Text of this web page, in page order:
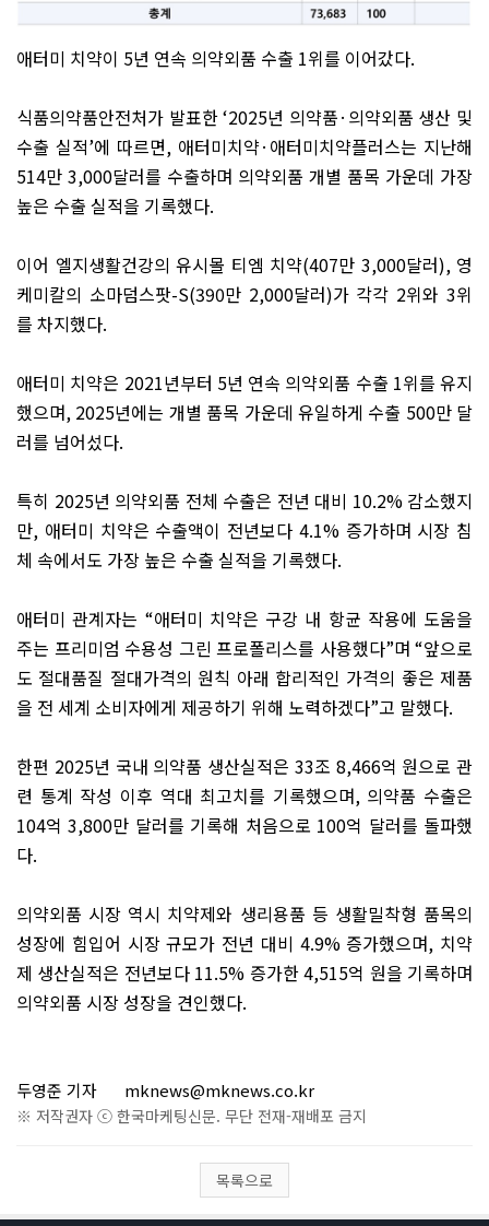
애터미 치약이 5년 연속 의약외품 수출 1위를 이어갔다.
식품의약품안전처가 발표한‘2025년 의약품· 의약외품 생산 및
수출 실적’에 따르면, 애터미치약· 애터미치약플러스는 지난해
514만 3,000달러를 수출하며 의약외품 개별 품목 가운데 가장
높은 수출 실적을 기록했다.
이어 엘지생활건강의 유시몰 티엠 치약(407만 3,000달러), 영
케미칼의 소마덤스팟-S(390만 2,000달러)가 각각 2위와3위
를 차지했다.
애터미 치약은 2021년부터 5년 연속 의약외품 수출 1위를 유지
했으며, 2025년에는 개별 품목 가운데 유일하게 수출 500만 달
러를 넘어섰다.
특히 2025년 의약외품 전체 수출은 전년 대비 10.2% 감소했지
만, 애터미 치약은 수출액이 전년보다 4.1% 증가하며 시장 침
체 속에서도 가장 높은 수출 실적을 기록했다.
애터미 관계자는 “애터미 치약은 구강 내 항균 작용에 도움을
주는 프리미엄 수용성 그린 프로폴리스를 사용했다”며 “앞으로
도 절대품질 절대가격의 원칙 아래 합리적인 가격의 좋은 제품
을 전 세계 소비자에게 제공하기 위해 노력하겠다”고 말했다.
한편 2025년 국내 의약품 생산실적은 33조 8,466억 원으로 관
련 통계 작성 이후 역대 최고치를 기록했으며, 의약품 수출은
104억3,800만 달러를 기록해 처음으로 100억 달러를 돌파했
다.
의약외품 시장 역시 치약제와 생리용품 등 생활밀착형 품목의
성장에 힘입어 시장 규모가 전년 대비 4.9% 증가했으며, 치약
제 생산실적은 전년보다 11.5% 증가한4,515억 원을 기록하며
의약외품 시장 성장을 견인했다.
두영준 기자 mknews@mknews.co.kr
※ 저작권자 ⓒ 한국마케팅신문. 무단 전재-재배포 금지
목록으로